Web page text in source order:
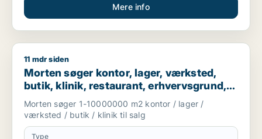
Mere info
Morten søger kontor, lager, værksted, butik, klinik,
11 mdr siden
Morten søger kontor, lager, værksted,
butik, klinik, restaurant, erhvervsgrund,
boligudlejningsejendom, hotel eller
produktionslokaler til salg i Region
Nordjylland
Morten søger 1-10000000 m2 kontor / lager /
værksted / butik / klinik til salg
Type